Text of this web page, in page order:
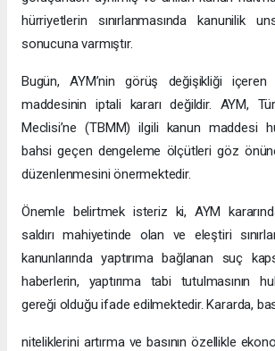
hürriyetlerin sınırlanmasında kanunilik
sonucuna varmıştır.
Bugün, AYM’nin görüş değişikliği içeren
maddesinin iptali kararı değildir. AYM,
Meclisi’ne (TBMM) ilgili kanun maddesi
bahsi geçen dengeleme ölçütleri göz
düzenlenmesini önermektedir.
Önemle belirtmek isteriz ki, AYM
saldırı mahiyetinde olan ve eleştiri
kanunlarında yaptırıma bağlanan suç
haberlerin, yaptırıma tabi tutulmasının
gereği olduğu ifade edilmektedir. Kararda,
niteliklerini artırma ve basının özellikle